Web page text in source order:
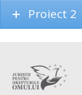
Proiect 2